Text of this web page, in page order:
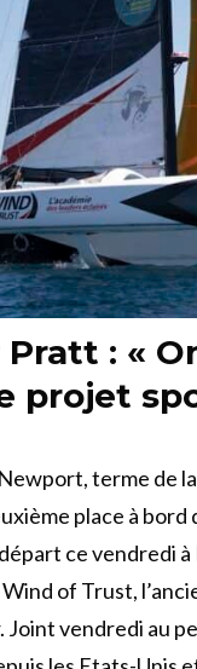
: «
projet
terme de
place à
ce vendredi
of Trust,
Joint vendredi au